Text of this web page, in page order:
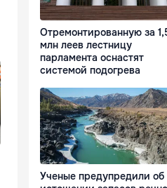
Отремонтированную за
млн леев лестницу
парламента оснастят
системой подогрева
Ученые предупредили об